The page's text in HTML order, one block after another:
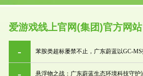
爱游戏线上官网(集团)官方网站
苯胺类超标屡禁不止，广东蔚蓝以GC-MS
悬浮物之战：广东蔚蓝生态环境科技守护